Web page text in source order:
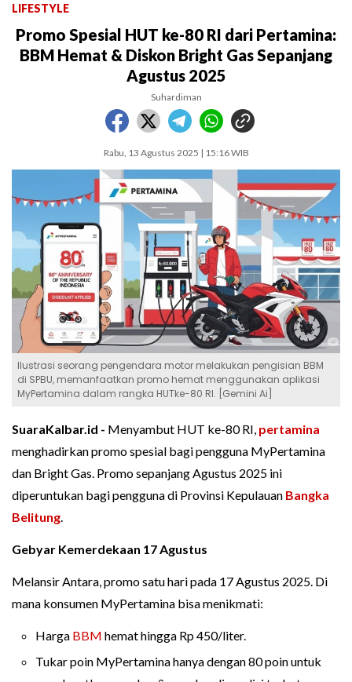
LIFESTYLE
Promo Spesial HUT ke-80 RI dari Pertamina:
BBM Hemat & Diskon Bright Gas Sepanjang
Agustus 2025
Suhardiman
Rabu, 13 Agustus 2025 | 15:16 WIB
Ilustrasi seorang pengendara motor melakukan pengisian BBM
di SPBU, memanfaatkan promo hemat menggunakan aplikasi
MyPertamina dalam rangka HUTke-80 RI. [Gemini Ai]
SuaraKalbar.id - Menyambut HUT ke-80 RI, pertamina
menghadirkan promo spesial bagi pengguna MyPertamina
dan Bright Gas. Promo sepanjang Agustus 2025 ini
diperuntukan bagi pengguna di Provinsi Kepulauan Bangka
Belitung.
Gebyar Kemerdekaan 17 Agustus
Melansir Antara, promo satu hari pada 17 Agustus 2025. Di
mana konsumen MyPertamina bisa menikmati:
Harga BBM hemat hingga Rp 450/liter.
Tukar poin MyPertamina hanya dengan 80 poin untuk